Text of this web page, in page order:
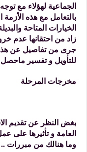
الجماعية لهؤلاء مع
بالتعامل مع هذه
الخيارات المتاحة
زاد من احتقانها عدم
جرى من تفاصيل عن هذا
للتأويل و تفسير
مخرجات المرحلة
بغض النظر عن تقديم
العامة و تأثيرها على
وما هنالك من مبررات ..